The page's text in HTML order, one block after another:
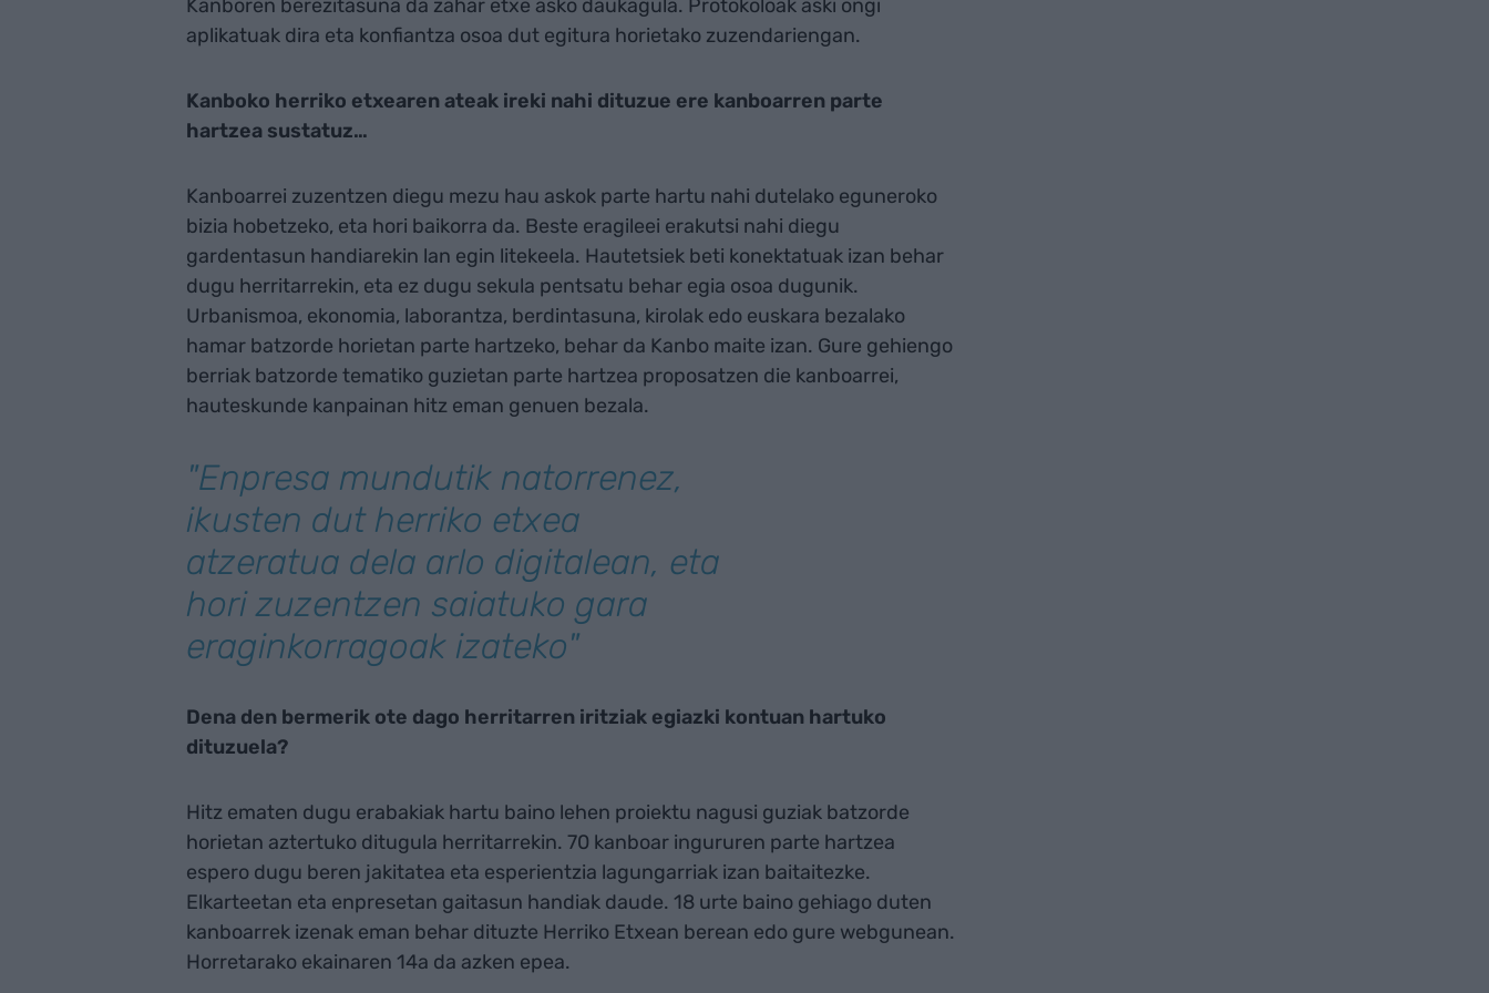
Kanboren berezitasuna da zahar etxe asko daukagula. Protokoloak aski ongi
aplikatuak dira eta konfiantza osoa dut egitura horietako zuzendariengan.
Kanboko herriko etxearen ateak ireki nahi dituzue ere kanboarren parte
hartzea sustatuz…
Kanboarrei zuzentzen diegu mezu hau askok parte hartu nahi dutelako eguneroko
bizia hobetzeko, eta hori baikorra da. Beste eragileei erakutsi nahi diegu
gardentasun handiarekin lan egin litekeela. Hautetsiek beti konektatuak izan behar
dugu herritarrekin, eta ez dugu sekula pentsatu behar egia osoa dugunik.
Urbanismoa, ekonomia, laborantza, berdintasuna, kirolak edo euskara bezalako
hamar batzorde horietan parte hartzeko, behar da Kanbo maite izan. Gure gehiengo
berriak batzorde tematiko guzietan parte hartzea proposatzen die kanboarrei,
hauteskunde kanpainan hitz eman genuen bezala.
"Enpresa mundutik natorrenez,
ikusten dut herriko etxea
atzeratua dela arlo digitalean, eta
hori zuzentzen saiatuko gara
eraginkorragoak izateko"
Dena den bermerik ote dago herritarren iritziak egiazki kontuan hartuko
dituzuela?
Hitz ematen dugu erabakiak hartu baino lehen proiektu nagusi guziak batzorde
horietan aztertuko ditugula herritarrekin. 70 kanboar ingururen parte hartzea
espero dugu beren jakitatea eta esperientzia lagungarriak izan baitaitezke.
Elkarteetan eta enpresetan gaitasun handiak daude. 18 urte baino gehiago duten
kanboarrek izenak eman behar dituzte Herriko Etxean berean edo gure webgunean.
Horretarako ekainaren 14a da azken epea.